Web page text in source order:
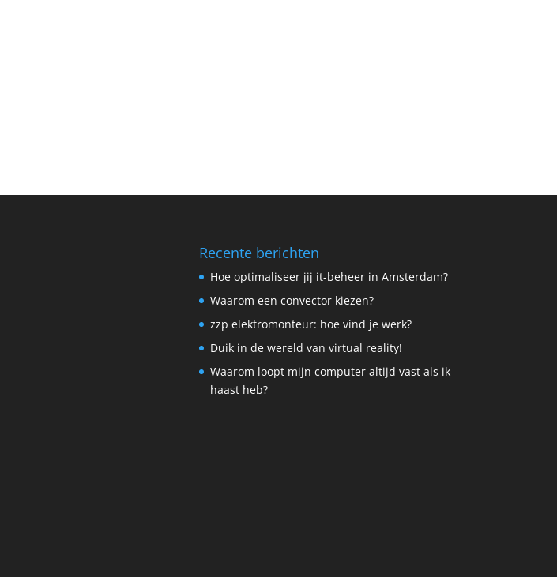
Recente berichten
Hoe optimaliseer jij it-beheer in Amsterdam?
Waarom een convector kiezen?
zzp elektromonteur: hoe vind je werk?
Duik in de wereld van virtual reality!
Waarom loopt mijn computer altijd vast als ik
haast heb?